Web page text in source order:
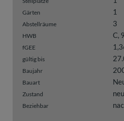
Gärten 1
Abstellräume 3
HWB C,
fGEE
gültig bis
Baujahr
Bauart
Zustand
Beziehbar